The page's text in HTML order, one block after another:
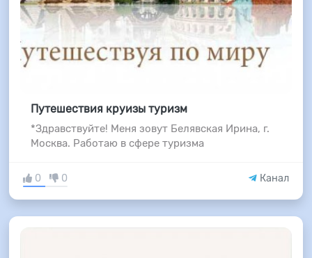
Путешествия круизы туризм
*Здравствуйте! Меня зовут Белявская Ирина, г.
Москва. Работаю в сфере туризма
0 0 Канал